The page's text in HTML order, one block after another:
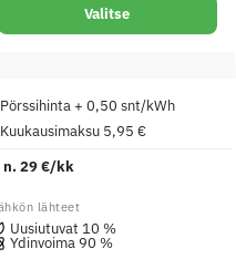
Valitse
Pörssihinta + 0,50 snt/kWh
Kuukausimaksu 5,95 €
n. 29 €/kk
Uusiutuvat 10 %
Ydinvoima 90 %